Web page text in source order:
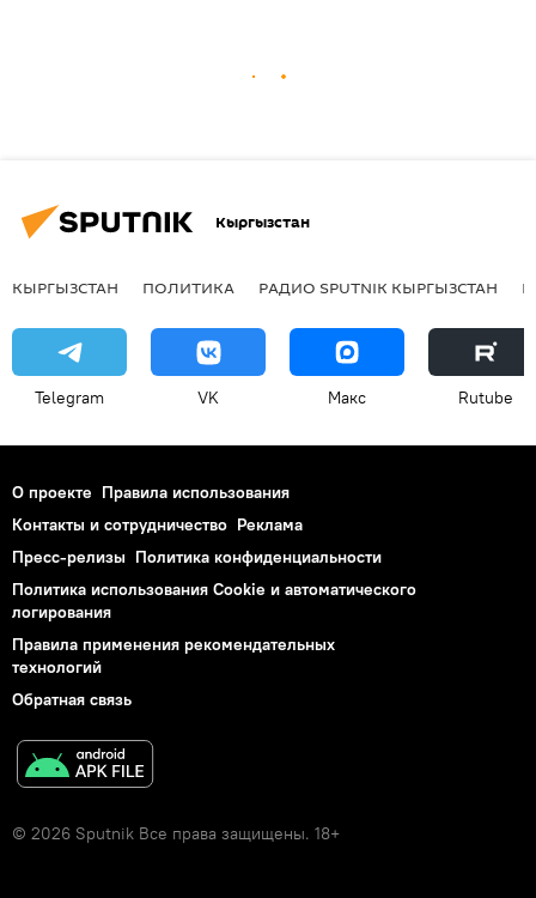
Кыргызстан
КЫРГЫЗСТАН ПОЛИТИКА РАДИО SPUTNIK КЫРГЫЗСТАН
Telegram VK Макс Rutube
О проекте Правила использования
Контакты и сотрудничество Реклама
Пресс-релизы Политика конфиденциальности
Политика использования Cookie и автоматического
логирования
Правила применения рекомендательных
технологий
Обратная связь
© 2026 Sputnik Все права защищены. 18+